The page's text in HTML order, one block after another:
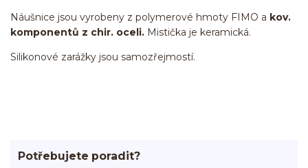
Náušnice jsou vyrobeny z polymerové hmoty FIMO a kov.
komponentů z chir. oceli. Mistička je keramická.
Silikonové zarážky jsou samozřejmostí.
Potřebujete poradit?